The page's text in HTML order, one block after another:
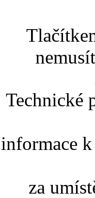
Technické
informace
za